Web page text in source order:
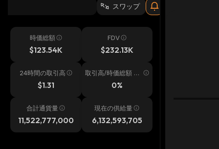
スワップ
時価総額
$123.54K
FDV
$232.13K
24時間の取引高
$1.31
取引高/時価総額 24
0%
合計通貨量
11,522,777,000
現在の供給量
6,132,593,705